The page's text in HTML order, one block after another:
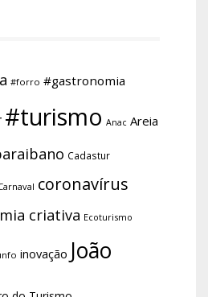
#forro #gastronomia
#turismo Anac Areia
Cadastur
coronavírus
criativa Ecoturismo
inovação João